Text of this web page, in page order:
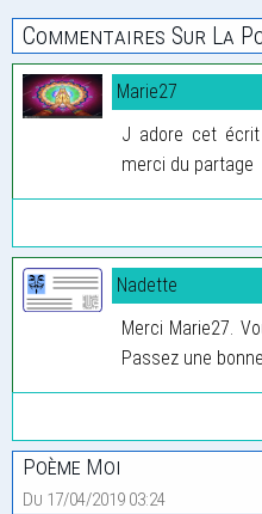
Commentaires Sur La
Marie27
J adore cet écrit
merci du partage
Nadette
Merci Marie27.
Passez une
Poème Moi
Du 17/04/2019 03:24